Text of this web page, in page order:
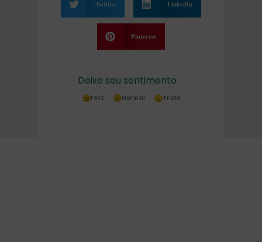
Twitter LinkedIn
Pinterest
Deixe seu sentimento
Feliz Normal Triste